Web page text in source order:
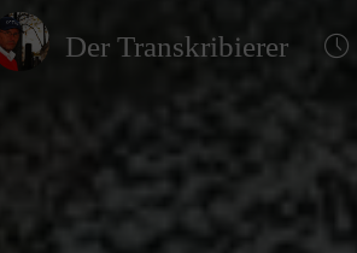
Der Transkribierer